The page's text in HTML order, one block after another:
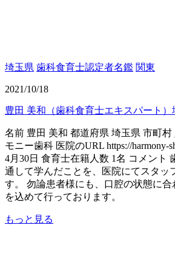
埼玉県 歯科食育士認定者名鑑 関東
2021/10/18
豊田 美和（歯科食育士エキスパート）
名前 豊田 美和 都道府県 埼玉県 市町
モニー歯科 医院のURL https://harmony-
4月30日 食育士在籍人数 1名 コメント
通して学んだことを、医院にてスタッ
す。 勿論患者様にも、口腔の状態に
を込めて行っております。
もっと見る